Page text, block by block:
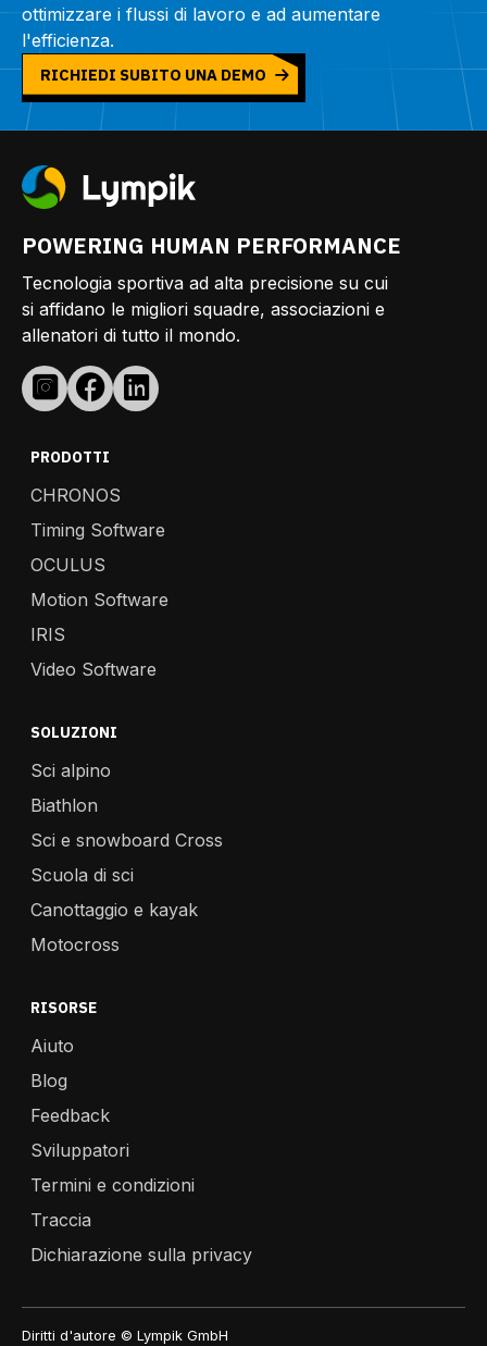
ottimizzare i flussi di lavoro e ad aumentare
l'efficienza.
RICHIEDI SUBITO UNA DEMO
POWERING HUMAN PERFORMANCE
Tecnologia sportiva ad alta precisione su cui
si affidano le migliori squadre, associazioni e
allenatori di tutto il mondo.
PRODOTTI
CHRONOS
Timing Software
OCULUS
Motion Software
IRIS
Video Software
SOLUZIONI
Sci alpino
Biathlon
Sci e snowboard Cross
Scuola di sci
Canottaggio e kayak
Motocross
RISORSE
Aiuto
Blog
Feedback
Sviluppatori
Termini e condizioni
Traccia
Dichiarazione sulla privacy
Diritti d'autore © Lympik GmbH